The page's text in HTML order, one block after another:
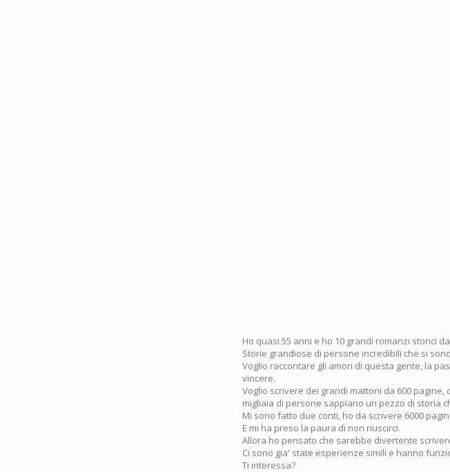
Ho quasi 55 anni e ho 10 grandi romanzi storici
Storie grandiose di persone incredibili che si
Voglio raccontare gli amori di questa gente, la
vincere.
Voglio scrivere dei grandi mattoni da 600
migliaia di persone sappiano un pezzo di storia
Mi sono fatto due conti, ho da scrivere 6000
E mi ha preso la paura di non riuscirci.
Allora ho pensato che sarebbe divertente
Ci sono gia' state esperienze simili e hanno
Ti interessa?